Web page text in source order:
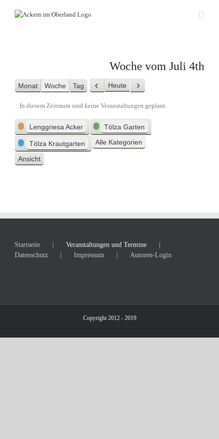
Woche vom Juli 4th
Monat Woche Tag Zurück
Heute Weiter
In diesem Zeitraum sind keine Veranstaltungen geplant.
Kategorien
Lenggriesa Acker Tölza Garten
Tölza Krautgarten Alle Kategorien
Ansicht
Startseite
Veranstaltungen und Termine
Datenschutz
Impressum Autoren-Login
Copyright 2012 - 2019